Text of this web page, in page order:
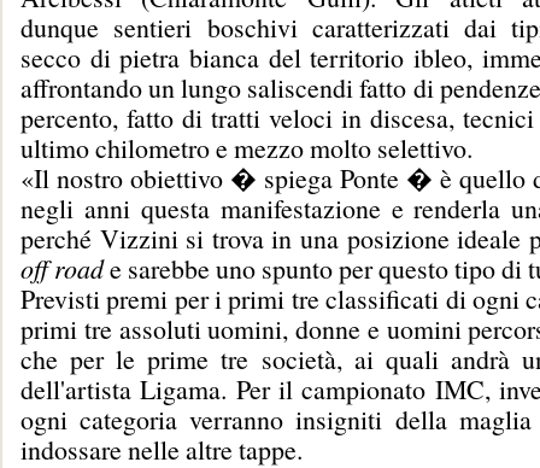
dunque sentieri boschivi caratterizzati dai
secco di pietra bianca del territorio ibleo,
affrontando un lungo saliscendi fatto di
percento, fatto di tratti veloci in discesa,
ultimo chilometro e mezzo molto selettivo.
«Il nostro obiettivo � spiega Ponte � è quello
negli anni questa manifestazione e renderla
perché Vizzini si trova in una posizione ideale
off roade sarebbe uno spunto per questo tipo di
Previsti premi per i primi tre classificati di ogni
primi tre assoluti uomini, donne e uomini
che per le prime tre società, ai quali andrà
dell'artista Ligama. Per il campionato IMC,
ogni categoria verranno insigniti della
indossare nelle altre tappe.